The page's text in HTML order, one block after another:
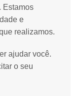
Estamos
e
realizamos.
ajudar você.
o seu